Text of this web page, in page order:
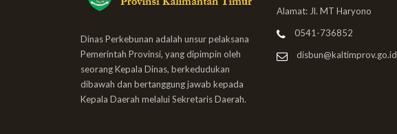
Dinas Perkebunan adalah unsur pelaksana
Pemerintah Provinsi, yang dipimpin oleh
seorang Kepala Dinas, berkedudukan
dibawah dan bertanggung jawab kepada
Kepala Daerah melalui Sekretaris Daerah.
Alamat: Jl. MT Haryono
0541-736852
disbun@kaltimprov.go.id